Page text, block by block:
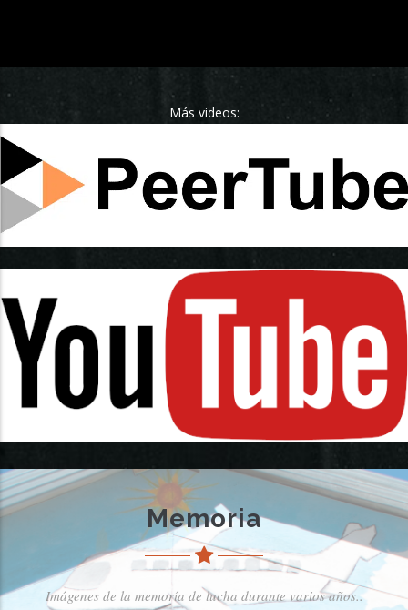
Más videos:
Memoria
Imágenes de la memoría de lucha durante varios años..